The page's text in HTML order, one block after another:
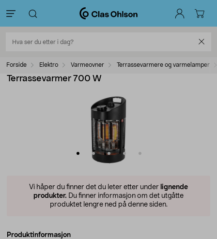
Forside Elektro Varmeovner Terrassevarmere og varmelamper
Terrassevarmer 700 W
Vi håper du finner det du leter etter under lignende
produkter. Du finner informasjon om det utgåtte
produktet lengre ned på denne siden.
Produktinformasjon